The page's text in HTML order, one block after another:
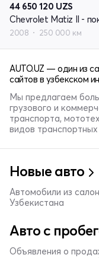
44 650 120 UZS
Chevrolet Matiz II -
2008 250 000 км
AUTO.UZ — один из
сайтов в узбекском
Мы предлагаем
грузового и
транспорта,
видов
Новые авто
Автомобили из
Узбекистана
Авто с
Объявления о